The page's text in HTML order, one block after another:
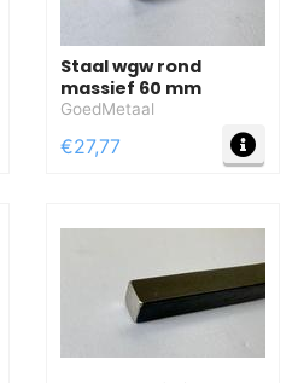
MEER INFO
Staal wgw rond
massief 60 mm
GoedMetaal
€27,77